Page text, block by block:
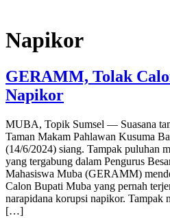
Napikor
GERAMM, Tolak
Napikor
MUBA, Topik Sumsel — Suasana
Taman Makam Pahlawan Kusuma
(14/6/2024) siang. Tampak puluhan
yang tergabung dalam Pengurus
Mahasiswa Muba (GERAMM)
Calon Bupati Muba yang pernah
narapidana korupsi napikor. Tampak
[…]